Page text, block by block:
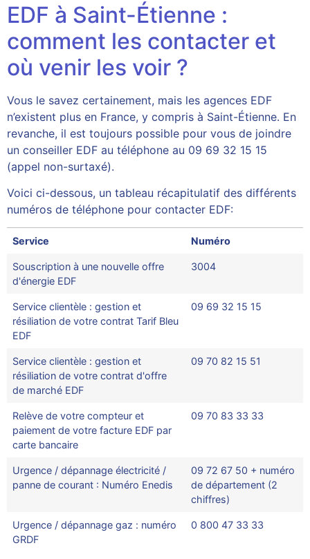
EDF à Saint-Étienne :
comment les contacter et
où venir les voir ?
Vous le savez certainement, mais les agences EDF
n’existent plus en France, y compris à Saint-Étienne. En
revanche, il est toujours possible pour vous de joindre
un conseiller EDF au téléphone au 09 69 32 15 15
(appel non-surtaxé).
Voici ci-dessous, un tableau récapitulatif des différents
numéros de téléphone pour contacter EDF:
Service Numéro
Souscription à une nouvelle offre
d'énergie EDF
3004
Service clientèle : gestion et
résiliation de votre contrat Tarif Bleu
EDF
09 69 32 15 15
Service clientèle : gestion et
résiliation de votre contrat d'offre
de marché EDF
09 70 82 15 51
Relève de votre compteur et
paiement de votre facture EDF par
carte bancaire
09 70 83 33 33
Urgence / dépannage électricité /
panne de courant : Numéro Enedis
09 72 67 50 + numéro
de département (2
chiffres)
Urgence / dépannage gaz : numéro
GRDF
0 800 47 33 33